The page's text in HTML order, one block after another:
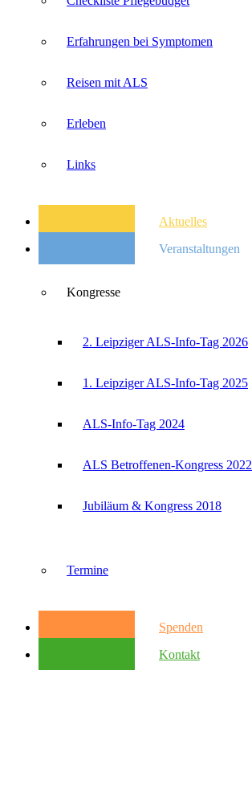
Erfahrungen bei Symptomen
Reisen mit ALS
Erleben
Links
Aktuelles
Veranstaltungen
Kongresse
2. Leipziger ALS-Info-Tag 2026
1. Leipziger ALS-Info-Tag 2025
ALS-Info-Tag 2024
ALS Betroffenen-Kongress 2022
Jubiläum & Kongress 2018
Termine
Spenden
Kontakt